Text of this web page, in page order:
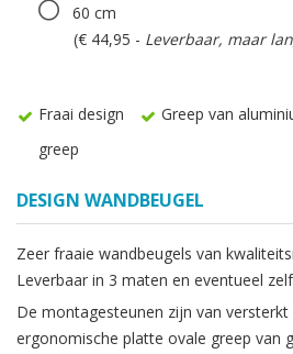
60 cm
(€ 44,95 - Leverbaar, maar
Fraai design Greep van
greep
DESIGN WANDBEUGEL
Zeer fraaie wandbeugels van
Leverbaar in 3 maten en eventueel
De montagesteunen zijn van
ergonomische platte ovale greep van